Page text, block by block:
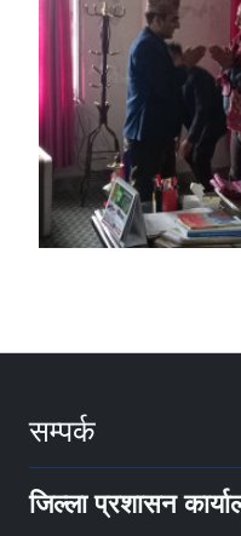
सम्पर्क
जिल्ला प्रशासन